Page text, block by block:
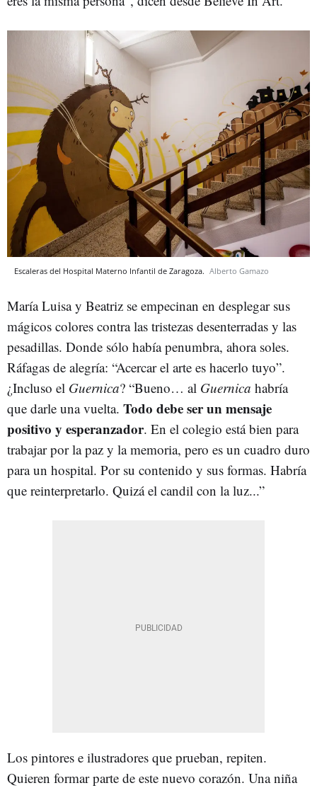
Escaleras del Hospital Materno Infantil de Zaragoza. Alberto Gamazo
María Luisa y Beatriz se empecinan en desplegar sus
mágicos colores contra las tristezas desenterradas y las
pesadillas. Donde sólo había penumbra, ahora soles.
Ráfagas de alegría: “Acercar el arte es hacerlo tuyo”.
¿Incluso el Guernica? “Bueno… al Guernica habría
que darle una vuelta. Todo debe ser un mensaje
positivo y esperanzador. En el colegio está bien para
trabajar por la paz y la memoria, pero es un cuadro duro
para un hospital. Por su contenido y sus formas. Habría
que reinterpretarlo. Quizá el candil con la luz...”
Los pintores e ilustradores que prueban, repiten.
Quieren formar parte de este nuevo corazón. Una niña